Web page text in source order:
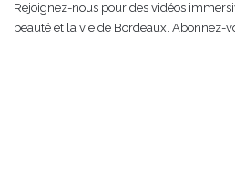
Rejoignez-nous pour des vidéos
beauté et la vie de Bordeaux. Abonnez-